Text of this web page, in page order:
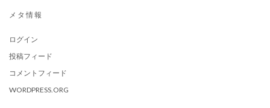
メタ情報
ログイン
投稿フィード
コメントフィード
WORDPRESS.ORG